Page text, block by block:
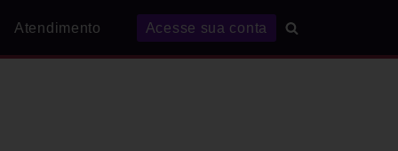
Atendimento Acesse sua conta